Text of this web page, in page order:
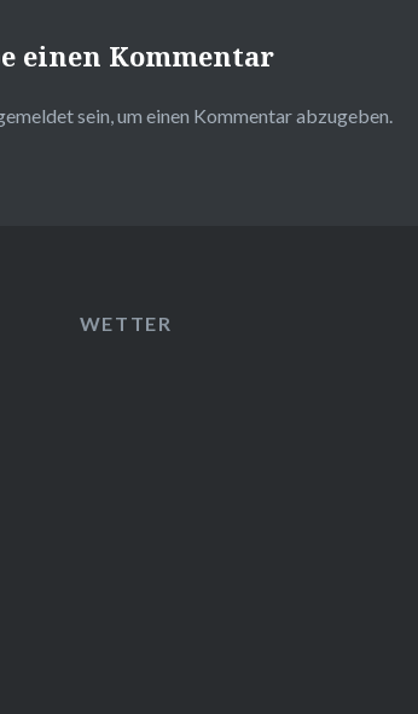
einen Kommentar
sein, um einen Kommentar abzugeben.
WETTER